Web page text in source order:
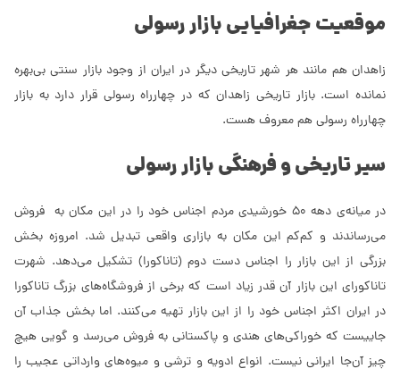
موقعیت جغرافیایی بازار رسولی
زاهدان هم مانند هر شهر تاریخی دیگر در ایران از وجود بازار سنتی بی‌بهره
نمانده است. بازار تاریخی زاهدان که در چهارراه رسولی قرار دارد به بازار
چهارراه رسولی هم معروف هست.
سیر تاریخی و فرهنگی بازار رسولی
در میانه‌ی دهه 50 خورشیدی مردم اجناس خود را در این مکان به فروش
می‌رساندند و کم‌کم این مکان به بازاری واقعی تبدیل شد. امروزه بخش
بزرگی از این بازار را اجناس دست دوم (تاناکورا) تشکیل می‌دهد. شهرت
تاناکورای این بازار آن قدر زیاد است که برخی از فروشگاه‌های بزرگ تاناکورا
در ایران اکثر اجناس خود را از این بازار تهیه می‌کنند. اما بخش جذاب آن
جاییست که خوراکی‌های هندی و پاکستانی به فروش می‌رسد و گویی هیچ
چیز آن‌جا ایرانی نیست. انواع ادویه و ترشی و میوه‌های وارداتی عجیب را